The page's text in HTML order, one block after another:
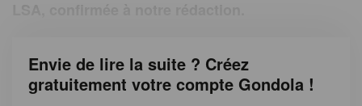
Envie de lire la suite ? Créez
gratuitement votre compte Gondola !